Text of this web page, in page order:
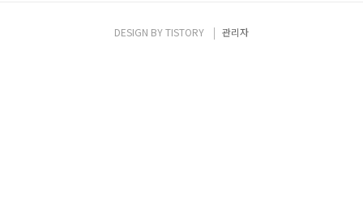
DESIGN BYTISTORY 관리자